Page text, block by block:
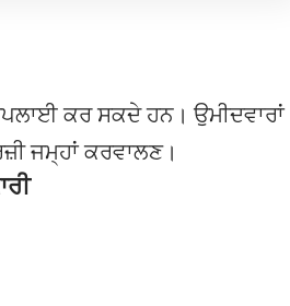
ਕਰ ਸਕਦੇ ਹਨ। ਉਮੀਦਵਾਰਾਂ
ਜਮ੍ਹਾਂ ਕਰਵਾਲਣ।